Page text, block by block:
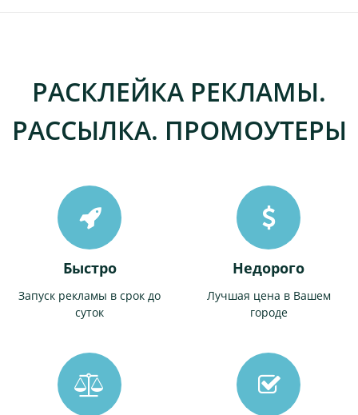
РАСКЛЕЙКА РЕКЛАМЫ.
РАССЫЛКА. ПРОМОУТЕРЫ
Быстро
Запуск рекламы в срок до
суток
Недорого
Лучшая цена в Вашем
городе